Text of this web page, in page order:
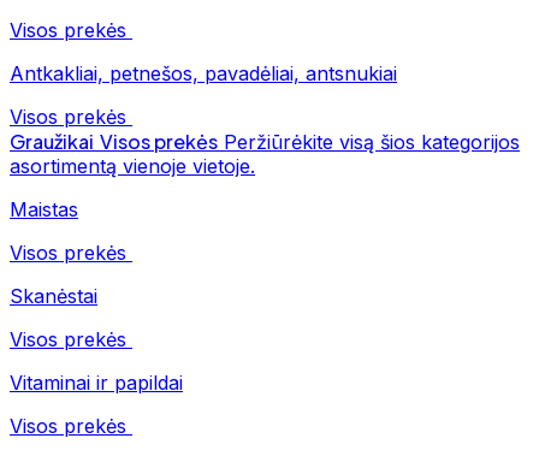
Visos prekės
Antkakliai, petnešos, pavadėliai, antsnukiai
Visos prekės
Graužikai Visos prekės Peržiūrėkite visą šios kategorijos
asortimentą vienoje vietoje.
Maistas
Visos prekės
Skanėstai
Visos prekės
Vitaminai ir papildai
Visos prekės